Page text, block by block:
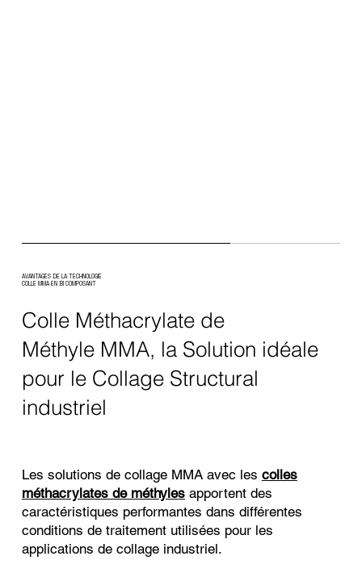
AVANTAGES DE LA TECHNOLOGIE
COLLE MMA EN BI COMPOSANT
Colle Méthacrylate de
Méthyle MMA, la Solution idéale
pour le Collage Structural
industriel
Les solutions de collage MMA avec les colles
méthacrylates de méthylesapportent des
caractéristiques performantes dans différentes
conditions de traitement utilisées pour les
applications de collage industriel.